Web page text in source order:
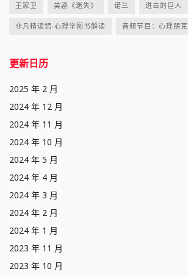
王家卫 美剧《迷失》 诺兰 进击的巨人
非凡精读馆·心理学图书解读 音频节目：心理朋克
更新日历
2025 年 2 月
2024 年 12 月
2024 年 11 月
2024 年 10 月
2024 年 5 月
2024 年 4 月
2024 年 3 月
2024 年 2 月
2024 年 1 月
2023 年 11 月
2023 年 10 月